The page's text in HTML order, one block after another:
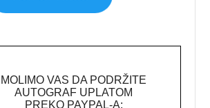
MOLIMO VAS DA PODRŽITE
AUTOGRAF UPLATOM
PREKO PAYPAL-A: